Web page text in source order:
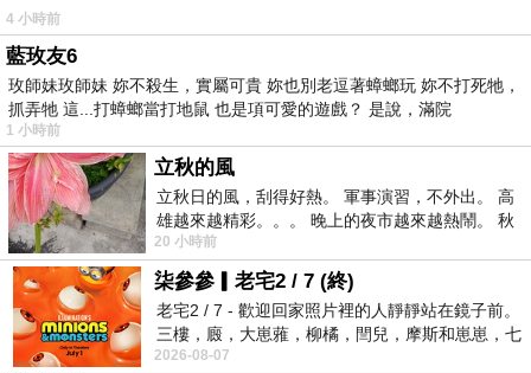
【祥記】煉梅濃縮精華20粒(6盒組)
【≡MARIUM≡ 】MIZUNO吸水巾(85ZT-75019)
4 小時前
藍玫友6
玫師妹玫師妹 妳不殺生，實屬可貴 妳也別老逗著蟑螂玩 妳不打死牠，
抓弄牠 這...打蟑螂當打地鼠 也是項可愛的遊戲？ 是說，滿院
1 小時前
立秋的風
立秋日的風，刮得好熱。 軍事演習，不外出。 高
雄越來越精彩。。。 晚上的夜市越來越熱鬧。 秋
天的風刮得很熱 夜遊消暑熱。。。
20 小時前
柒參參▎老宅2 / 7 (終)
老宅2 / 7 - 歡迎回家照片裡的人靜靜站在鏡子前。
三樓，廄，大崽蕥，柳橘，閆兒，摩斯和崽崽，七
個人整整齊齊地站在鏡框之外，如同
2026-08-07